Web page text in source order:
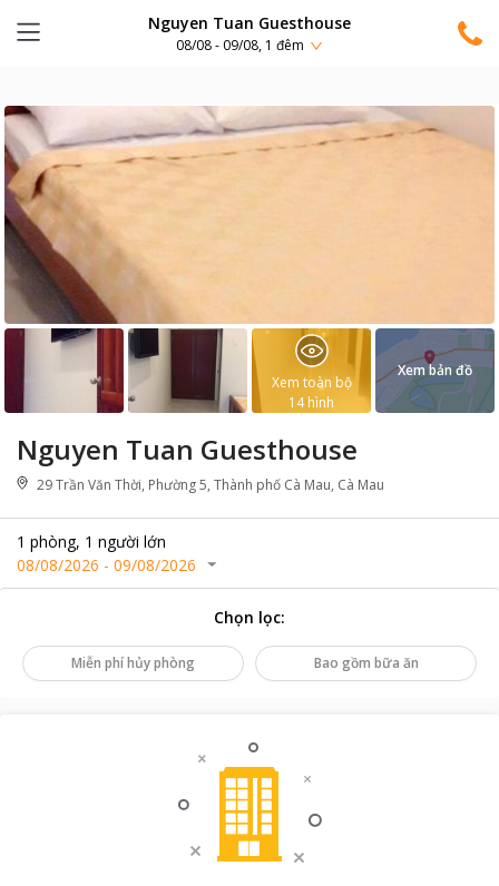
Nguyen Tuan Guesthouse
08/08 - 09/08, 1 đêm
Nguyen Tuan Guesthouse
29 Trần Văn Thời, Phường 5, Thành phố Cà Mau, Cà Mau
1 phòng, 1 người lớn
08/08/2026 - 09/08/2026
Xem toàn bộ
14 hình
Xem bản đồ
Chọn lọc:
Miễn phí hủy phòng Bao gồm bữa ăn